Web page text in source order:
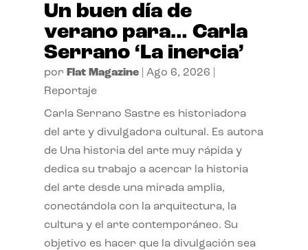
Un buen día de
verano para… Carla
Serrano ‘La inercia’
por Flat Magazine| Ago 6, 2026
Reportaje
Carla Serrano Sastre es historiadora
del arte y divulgadora cultural. Es autora
de Una historia del arte muy rápida y
dedica su trabajo a acercar la historia
del arte desde una mirada amplia,
conectándola con la arquitectura, la
cultura y el arte contemporáneo. Su
objetivo es hacer que la divulgación sea